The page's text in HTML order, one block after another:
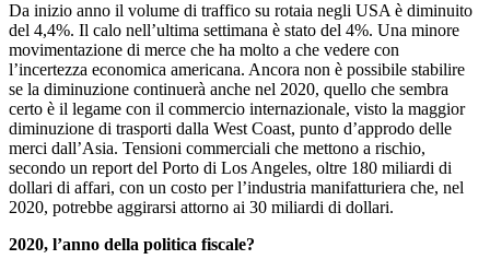
Da inizio anno il volume di traffico su rotaia negli USA è diminuito
del 4,4%. Il calo nell’ultima settimana è stato del 4%. Una minore
movimentazione di merce che ha molto a che vedere con
l’incertezza economica americana. Ancora non è possibile stabilire
se la diminuzione continuerà anche nel 2020, quello che sembra
certo è il legame con il commercio internazionale, visto la maggior
diminuzione di trasporti dalla West Coast, punto d’approdo delle
merci dall’Asia. Tensioni commerciali che mettono a rischio,
secondo un report del Porto di Los Angeles, oltre 180 miliardi di
dollari di affari, con un costo per l’industria manifatturiera che, nel
2020, potrebbe aggirarsi attorno ai 30 miliardi di dollari.
2020, l’anno della politica fiscale?